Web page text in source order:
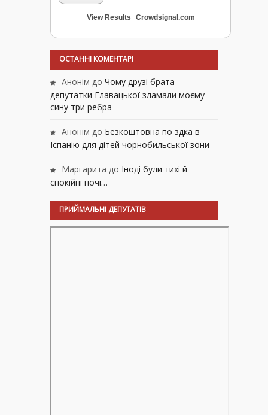
View Results Crowdsignal.com
ОСТАННІ КОМЕНТАРІ
Анонім до Чому друзі брата
депутатки Главацької зламали моєму
сину три ребра
Анонім до Безкоштовна поїздка в
Іспанію для дітей чорнобильської зони
Маргарита до Іноді були тихі й
спокійні ночі…
ПРИЙМАЛЬНІ ДЕПУТАТІВ